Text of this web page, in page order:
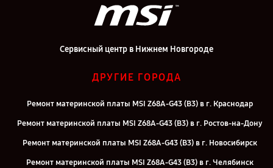
Сервисный центр в Нижнем Новгороде
ДРУГИЕ ГОРОДА
Ремонт материнской платы MSI Z68A-G43 (B3) в г. Краснодар
Ремонт материнской платы MSI Z68A-G43 (B3) в г. Ростов-на-Дону
Ремонт материнской платы MSI Z68A-G43 (B3) в г. Новосибирск
Ремонт материнской платы MSI Z68A-G43 (B3) в г. Челябинск